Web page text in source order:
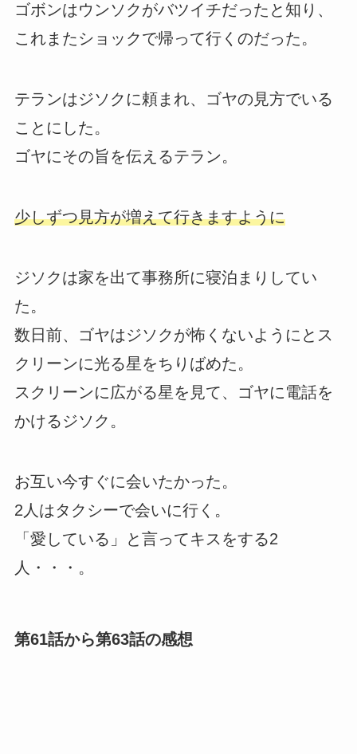
ゴボンはウンソクがバツイチだったと知り、
これまたショックで帰って行くのだった。
テランはジソクに頼まれ、ゴヤの見方でいる
ことにした。
ゴヤにその旨を伝えるテラン。
少しずつ見方が増えて行きますように
ジソクは家を出て事務所に寝泊まりしてい
た。
数日前、ゴヤはジソクが怖くないようにとス
クリーンに光る星をちりばめた。
スクリーンに広がる星を見て、ゴヤに電話を
かけるジソク。
お互い今すぐに会いたかった。
2人はタクシーで会いに行く。
「愛している」と言ってキスをする2
人・・・。
第61話から第63話の感想